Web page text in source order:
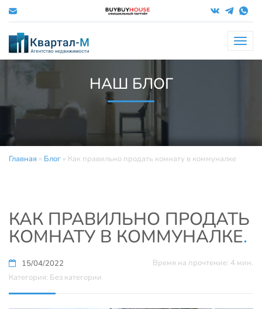
Меню
НАШ БЛОГ
Главная » Блог » Как правильно продать комнату в коммуналке
КАК ПРАВИЛЬНО ПРОДАТЬ
КОМНАТУ В КОММУНАЛКЕ.
15/04/2022
Время на прочтение: 4 мин.
Категория: Без категории